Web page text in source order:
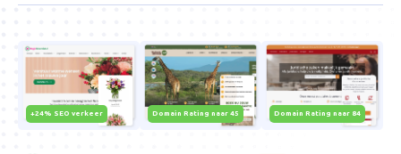
+24% SEO verkeer Domain Rating naar 45 Domain Rating naar 84